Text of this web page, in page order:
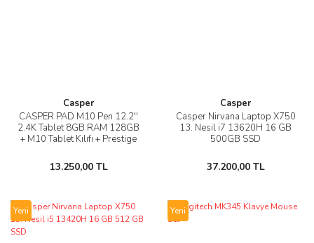
Casper
CASPER PAD M10 Pen 12.2''
2.4K Tablet 8GB RAM 128GB
+ M10 Tablet Kılıfı + Prestige
13.250,00 TL
Casper
Casper Nirvana Laptop X750
13. Nesil i7 13620H 16 GB
500GB SSD
37.200,00 TL
Yeni Yeni